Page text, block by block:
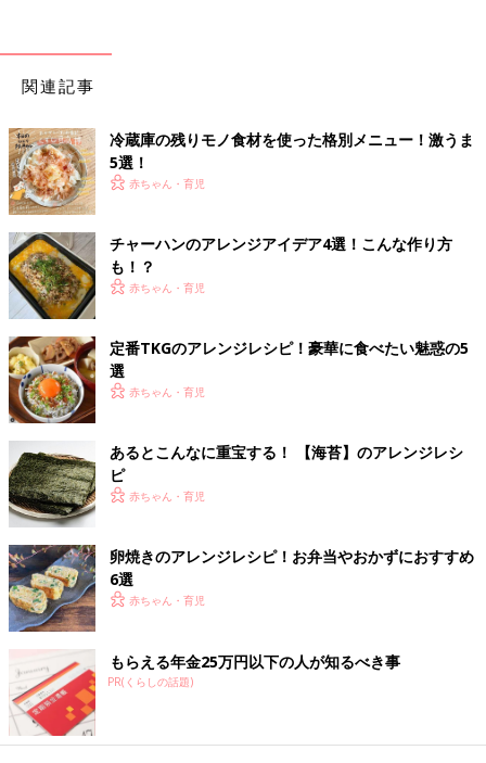
関連記事
冷蔵庫の残りモノ食材を使った格別メニュー！激うま
5選！
赤ちゃん・育児
チャーハンのアレンジアイデア4選！こんな作り方
も！？
赤ちゃん・育児
定番TKGのアレンジレシピ！豪華に食べたい魅惑の5
選
赤ちゃん・育児
あるとこんなに重宝する！ 【海苔】のアレンジレシ
ピ
赤ちゃん・育児
卵焼きのアレンジレシピ！お弁当やおかずにおすすめ
6選
赤ちゃん・育児
もらえる年金25万円以下の人が知るべき事
PR(くらしの話題)